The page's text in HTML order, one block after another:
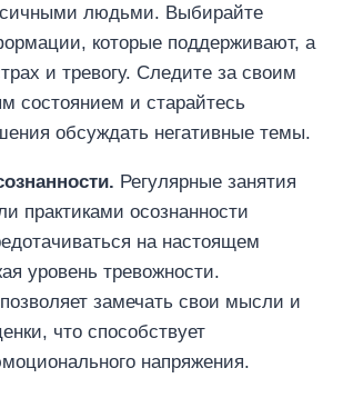
людьми. Выбирайте
которые поддерживают, а
и тревогу. Следите за своим
состоянием и старайтесь
обсуждать негативные темы.
Регулярные занятия
практиками осознанности
на настоящем
уровень тревожности.
замечать свои мысли и
что способствует
напряжения.